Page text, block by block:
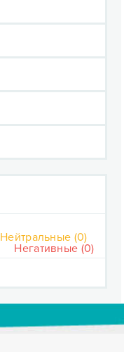
Нейтральные (0)
Негативные (0)